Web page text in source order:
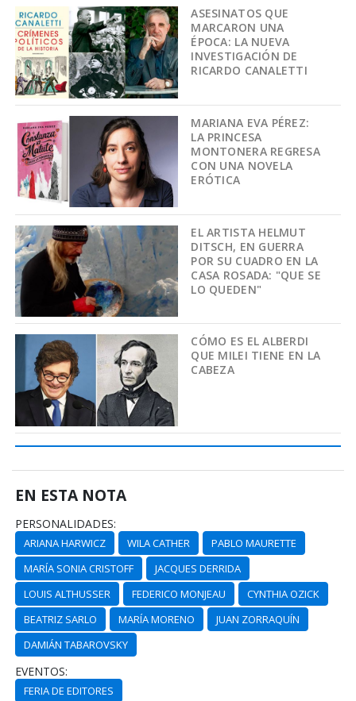
ASESINATOS QUE
MARCARON UNA
ÉPOCA: LA NUEVA
INVESTIGACIÓN DE
RICARDO CANALETTI
MARIANA EVA PÉREZ:
LA PRINCESA
MONTONERA REGRESA
CON UNA NOVELA
ERÓTICA
EL ARTISTA HELMUT
DITSCH, EN GUERRA
POR SU CUADRO EN LA
CASA ROSADA: "QUE SE
LO QUEDEN"
CÓMO ES EL ALBERDI
QUE MILEI TIENE EN LA
CABEZA
EN ESTA NOTA
PERSONALIDADES:
ARIANA HARWICZ WILA CATHER
PABLO MAURETTE
MARÍA SONIA CRISTOFF
JACQUES DERRIDA
LOUIS ALTHUSSER
FEDERICO MONJEAU
CYNTHIA OZICK
BEATRIZ SARLO
MARÍA MORENO
JUAN ZORRAQUÍN
DAMIÁN TABAROVSKY
EVENTOS:
FERIA DE EDITORES